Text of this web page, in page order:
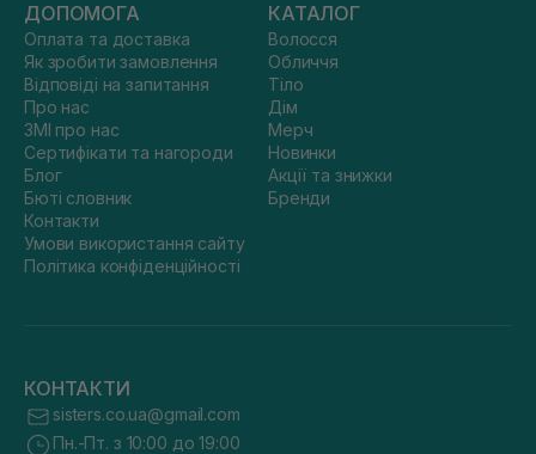
ДОПОМОГА
Оплата та доставка
Як зробити замовлення
Відповіді на запитання
Про нас
ЗМІ про нас
Сертифікати та нагороди
Блог
Бюті словник
Контакти
Умови використання сайту
Політика конфіденційності
КАТАЛОГ
Волосся
Обличчя
Тіло
Дім
Мерч
Новинки
Акції та знижки
Бренди
КОНТАКТИ
sisters.co.ua@gmail.com
Пн.-Пт. з 10:00 до 19:00